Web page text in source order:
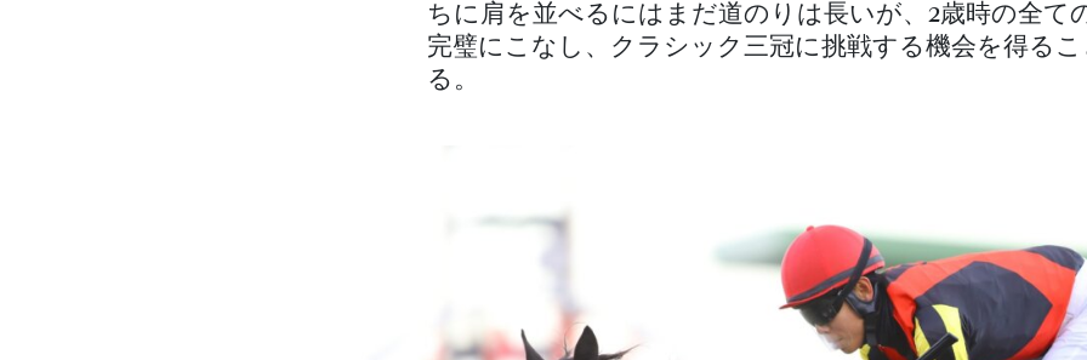
ちに肩を並べるにはまだ道のりは長いが、2歳時の全て
完璧にこなし、クラシック三冠に挑戦する機会を得る
る。